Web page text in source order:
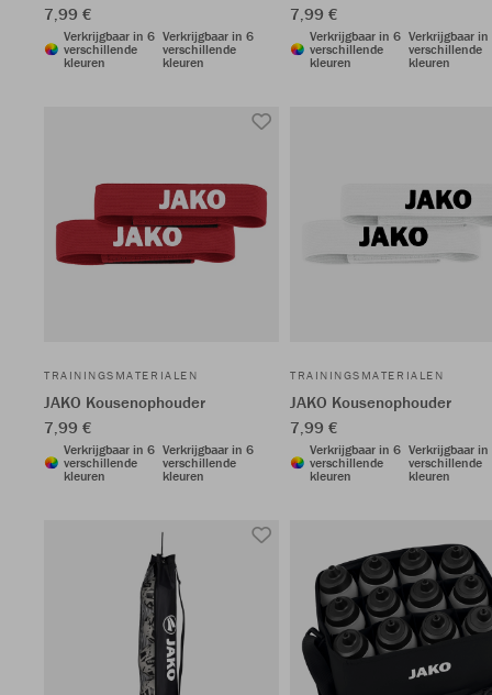
7,99 €
Verkrijgbaar in 6
verschillende
kleuren
Verkrijgbaar in 6
verschillende
kleuren
7,99 €
Verkrijgbaar in 6
verschillende
kleuren
Verkrijgbaar in
verschillende
kleuren
TRAININGSMATERIALEN
JAKO Kousenophouder
7,99 €
Verkrijgbaar in 6
verschillende
kleuren
Verkrijgbaar in 6
verschillende
kleuren
TRAININGSMATERIALEN
JAKO Kousenophouder
7,99 €
Verkrijgbaar in 6
verschillende
kleuren
Verkrijgbaar in
verschillende
kleuren